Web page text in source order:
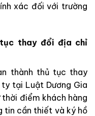
xác đối với trường
thay đổi địa chỉ
thành thủ tục thay
tại Luật Dương Gia
điểm khách hàng
tin cần thiết và ký hồ